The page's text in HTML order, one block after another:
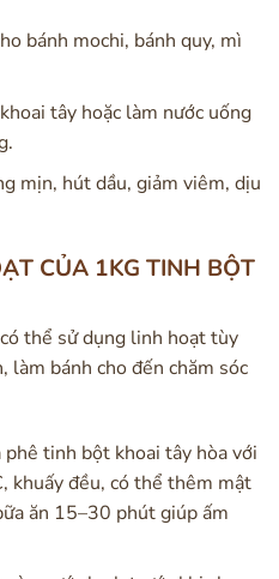
bánh mochi, bánh quy, mì
tây hoặc làm nước uống
mịn, hút dầu, giảm viêm, dịu
CỦA 1KG TINH BỘT
thể sử dụng linh hoạt tùy
làm bánh cho đến chăm sóc
tinh bột khoai tây hòa với
khuấy đều, có thể thêm mật
ăn 15–30 phút giúp ấm